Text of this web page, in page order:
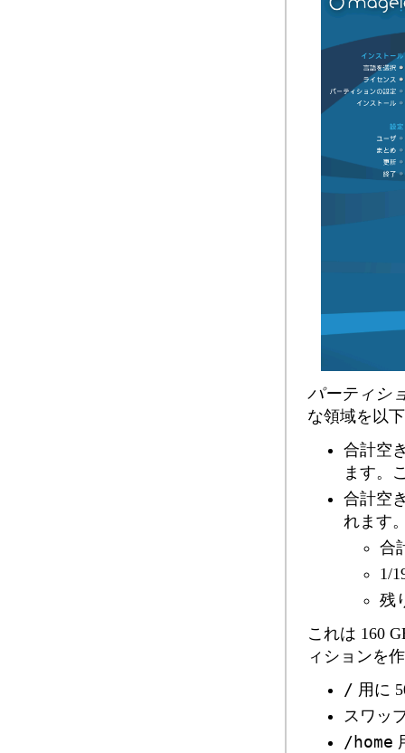
パーティシ
な領域を以
合計空
ます。
合計空
れます
合
1/
残
これは 160
ィションを
/ 用に
スワッ
/home